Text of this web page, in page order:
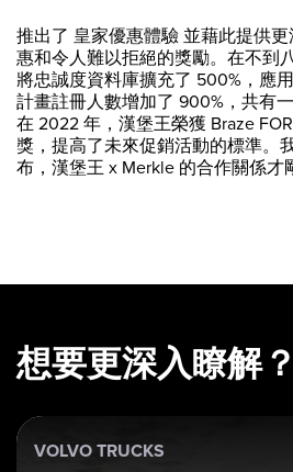
推出了 皇家優惠體驗 並藉此提供
惠和令人難以拒絕的獎勵。在不到
將忠誠度資料庫擴充了 500%，應
計畫註冊人數增加了 900%，共有
在 2022 年，漢堡王榮獲 Braze
獎，提高了未來促銷活動的標準。
布，漢堡王 x Merkle 的合作關係才
想要更深入瞭解？
VOLVO TRUCKS